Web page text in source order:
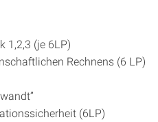
1,2,3 (je 6LP)
Rechnens (6 LP)
(6LP)